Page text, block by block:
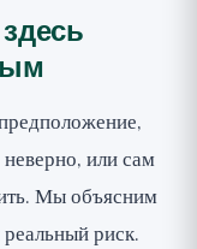
или сам
Мы объясним
риск.